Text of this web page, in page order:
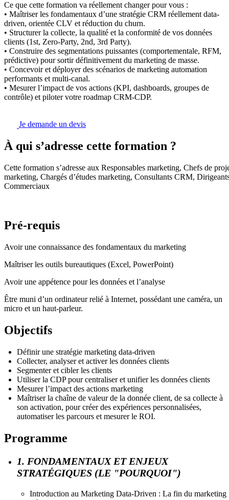
Ce que cette formation va réellement changer pour vous :
• Maîtriser les fondamentaux d’une stratégie CRM réellement data-
driven, orientée CLV et réduction du churn.
• Structurer la collecte, la qualité et la conformité de vos données
clients (1st, Zero-Party, 2nd, 3rd Party).
• Construire des segmentations puissantes (comportementale, RFM,
prédictive) pour sortir définitivement du marketing de masse.
• Concevoir et déployer des scénarios de marketing automation
performants et multi-canal.
• Mesurer l’impact de vos actions (KPI, dashboards, groupes de
contrôle) et piloter votre roadmap CRM-CDP.
Je demande un devis
À qui s’adresse cette formation ?
Cette formation s’adresse aux Responsables marketing, Chefs de
marketing, Chargés d’études marketing, Consultants CRM,
Commerciaux
Pré-requis
Avoir une connaissance des fondamentaux du marketing
Maîtriser les outils bureautiques (Excel, PowerPoint)
Avoir une appétence pour les données et l’analyse
Être muni d’un ordinateur relié à Internet, possédant une caméra, un
micro et un haut-parleur.
Objectifs
Définir une stratégie marketing data-driven
Collecter, analyser et activer les données clients
Segmenter et cibler les clients
Utiliser la CDP pour centraliser et unifier les données clients
Mesurer l’impact des actions marketing
Maîtriser la chaîne de valeur de la donnée client, de sa collecte à
son activation, pour créer des expériences personnalisées,
automatiser les parcours et mesurer le ROI.
Programme
1. FONDAMENTAUX ET ENJEUX
STRATÉGIQUES (LE "POURQUOI")
Introduction au Marketing Data-Driven : La fin du marketing